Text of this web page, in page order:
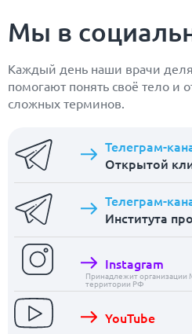
Мы в
Каждый день наши врачи
помогают понять своё тело и
сложных терминов.
Телеграм-
Открытой
Телеграм-
Института
Instagram
Принадлежит организации
территории РФ
YouTube